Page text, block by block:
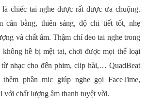
chiếc tai nghe được rất được ưa chuộng.
cân bằng, thiên sáng, độ chi tiết tốt, nhẹ
và chất âm. Thậm chí đeo tai nghe trong
hề bị mệt tai, chơi được mọi thể loại
từ nhạc cho đến phim, clip hài,… QuadBeat
phần mic giúp nghe gọi FaceTime,
với chất lượng âm thanh tuyệt vời.